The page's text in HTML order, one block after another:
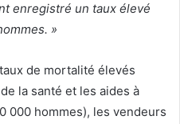
enregistré un taux élevé
»
de mortalité élevés
la santé et les aides à
000 hommes), les vendeurs